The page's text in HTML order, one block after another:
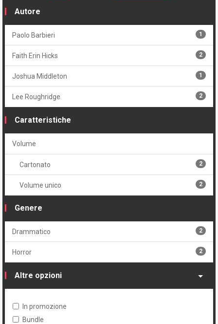
Autore
Paolo Barbieri 1
Faith Erin Hicks 2
Joshua Middleton 1
Lee Roughridge 2
Caratteristiche
Volume
Cartonato 2
Volume unico 2
Genere
Drammatico 2
Horror 2
Altre opzioni
In promozione
Bundle